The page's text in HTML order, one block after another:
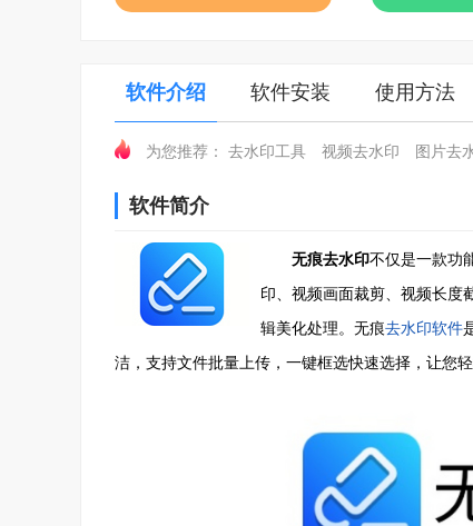
软件介绍 软件安装 使用方法
为您推荐： 去水印工具 视频去水印 图片去
软件简介
无痕去水印不仅是一款功
印、视频画面裁剪、视频长度
辑美化处理。无痕去水印软件
洁，支持文件批量上传，一键框选快速选择，让您